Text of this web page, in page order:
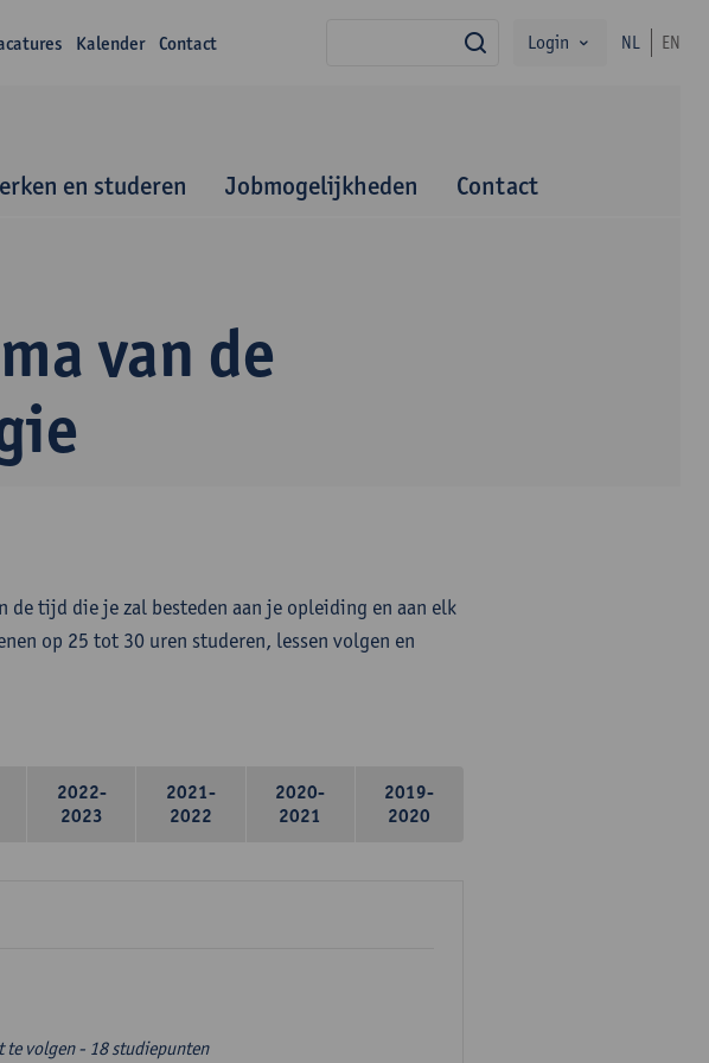
Kalender Contact zoekLogin NL EN
en studeren Jobmogelijkheden Contact
van de
de tijd die je zal besteden aan je opleiding en aan elk
op 25 tot 30 uren studeren, lessen volgen en
2022-
2023
2021-
2022
2020-
2021
2019-
2020
volgen - 18 studiepunten